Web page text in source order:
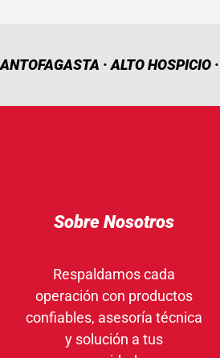
ANTOFAGASTA · ALTO HOSPICIO
Sobre Nosotros
Respaldamos cada
operación con productos
confiables, asesoría técnica
y solución a tus